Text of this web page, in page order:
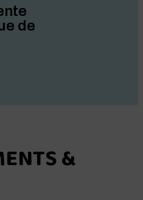
de
&